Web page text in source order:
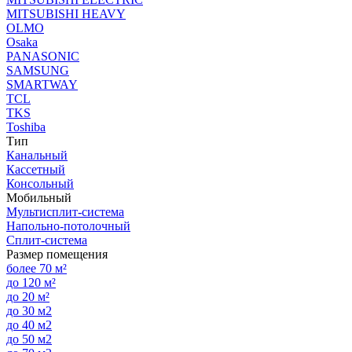
MITSUBISHI HEAVY
OLMO
Osaka
PANASONIC
SAMSUNG
SMARTWAY
TCL
TKS
Toshiba
Тип
Канальный
Кассетный
Консольный
Мобильный
Мультисплит-система
Напольно-потолочный
Сплит-система
Размер помещения
более 70 м²
до 120 м²
до 20 м²
до 30 м2
до 40 м2
до 50 м2